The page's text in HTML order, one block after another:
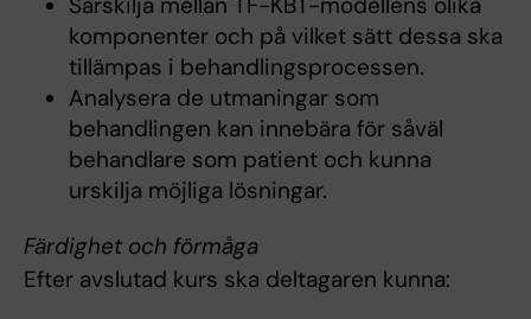
komponenter och på vilket sätt dessa ska
tillämpas i behandlingsprocessen.
Analysera de utmaningar som
behandlingen kan innebära för såväl
behandlare som patient och kunna
urskilja möjliga lösningar.
Färdighet och förmåga
Efter avslutad kurs ska deltagaren kunna: